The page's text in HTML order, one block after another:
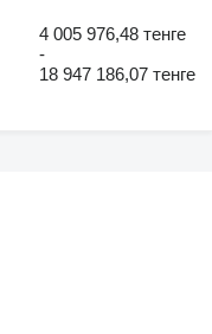
4 005 976,48 тенге
-
18 947 186,07 тенге